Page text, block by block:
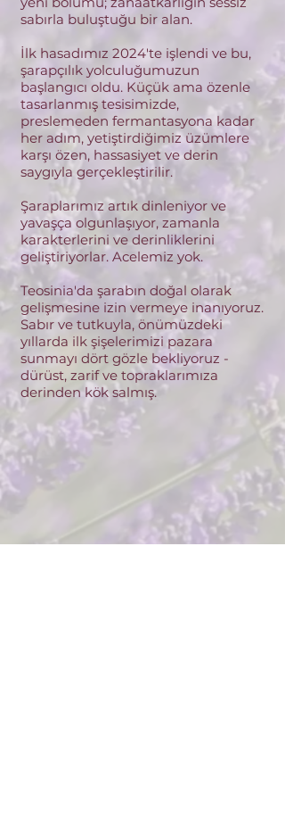
sabırla buluştuğu bir alan.
İlk hasadımız 2024'te işlendi ve bu,
şarapçılık yolculuğumuzun
başlangıcı oldu. Küçük ama özenle
tasarlanmış tesisimizde,
preslemeden fermantasyona kadar
her adım, yetiştirdiğimiz üzümlere
karşı özen, hassasiyet ve derin
saygıyla gerçekleştirilir.
Şaraplarımız artık dinleniyor ve
yavaşça olgunlaşıyor, zamanla
karakterlerini ve derinliklerini
geliştiriyorlar. Acelemiz yok.
Teosinia'da şarabın doğal olarak
gelişmesine izin vermeye inanıyoruz.
Sabır ve tutkuyla, önümüzdeki
yıllarda ilk şişelerimizi pazara
sunmayı dört gözle bekliyoruz -
dürüst, zarif ve topraklarımıza
derinden kök salmış.